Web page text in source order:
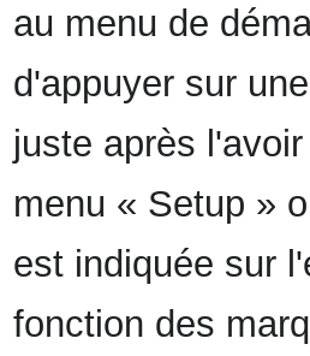
au menu de
d'appuyer sur
juste après
menu « Setup »
est indiquée sur
fonction des